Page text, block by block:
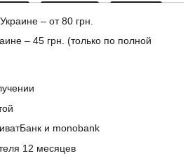
– от 80 грн.
– 45 грн. (только по полной
и monobank
12 месяцев